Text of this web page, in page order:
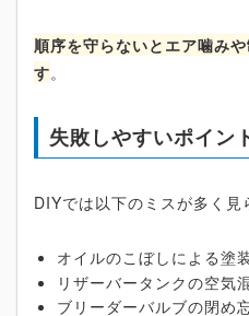
順序を守らないとエア噛み
す。
失敗しやすいポイン
DIYでは以下のミスが多く見
オイルのこぼしによる塗
リザーバータンクの空気
ブリーダーバルブの閉め